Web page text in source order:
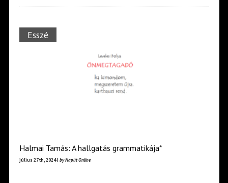
Esszé
Halmai Tamás: A hallgatás grammatikája*
július 27th, 2024 | by Napút Online